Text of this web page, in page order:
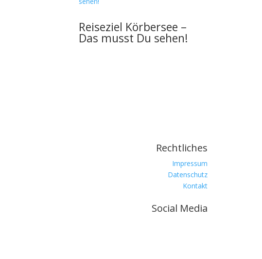
Reiseziel Körbersee –
Das musst Du sehen!
Rechtliches
Impressum
Datenschutz
Kontakt
Social Media